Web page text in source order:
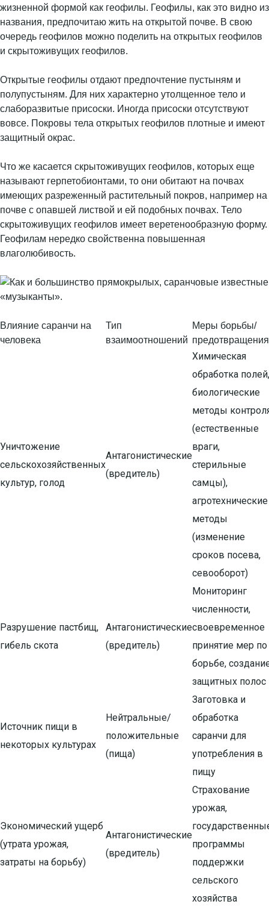
жизненной формой как геофилы. Геофилы, как это видно из
названия, предпочитаю жить на открытой почве. В свою
очередь геофилов можно поделить на открытых геофилов
и скрытоживущих геофилов.
Открытые геофилы отдают предпочтение пустыням и
полупустыням. Для них характерно утолщенное тело и
слаборазвитые присоски. Иногда присоски отсутствуют
вовсе. Покровы тела открытых геофилов плотные и имеют
защитный окрас.
Что же касается скрытоживущих геофилов, которых еще
называют герпетобионтами, то они обитают на почвах
имеющих разреженный растительный покров, например на
почве с опавшей листвой и ей подобных почвах. Тело
скрытоживущих геофилов имеет веретенообразную форму.
Геофилам нередко свойственна повышенная
влаголюбивость.
Влияние саранчи на
человека
Тип
взаимоотношений
Меры борьбы/
предотвращения
Уничтожение
сельскохозяйственных
культур, голод
Антагонистические
(вредитель)
Химическая
обработка полей,
биологические
методы
(естественные
враги,
стерильные
самцы),
агротехнические
методы
(изменение
сроков посева,
севооборот)
Разрушение пастбищ,
гибель скота
Антагонистические
(вредитель)
Мониторинг
численности,
своевременное
принятие мер по
борьбе,
защитных полос
Источник пищи в
некоторых культурах
Нейтральные/
положительные
(пища)
Заготовка и
обработка
саранчи для
употребления в
пищу
Экономический ущерб
(утрата урожая,
затраты на борьбу)
Антагонистические
(вредитель)
Страхование
урожая,
программы
поддержки
сельского
хозяйства